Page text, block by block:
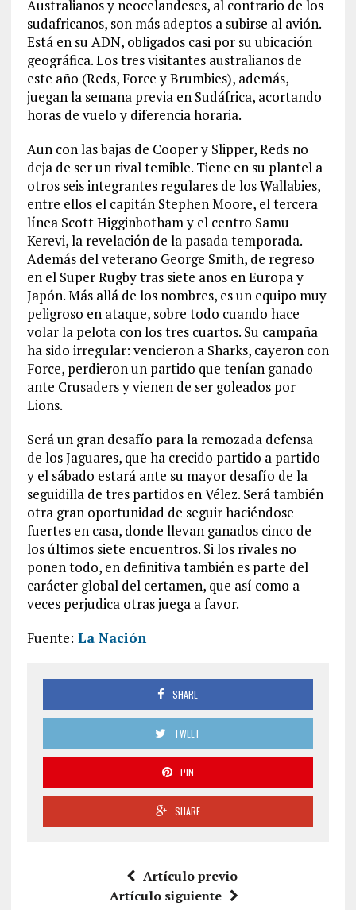
Australianos y neocelandeses, al contrario de los
sudafricanos, son más adeptos a subirse al avión.
Está en su ADN, obligados casi por su ubicación
geográfica. Los tres visitantes australianos de
este año (Reds, Force y Brumbies), además,
juegan la semana previa en Sudáfrica, acortando
horas de vuelo y diferencia horaria.
Aun con las bajas de Cooper y Slipper, Reds no
deja de ser un rival temible. Tiene en su plantel a
otros seis integrantes regulares de los Wallabies,
entre ellos el capitán Stephen Moore, el tercera
línea Scott Higginbotham y el centro Samu
Kerevi, la revelación de la pasada temporada.
Además del veterano George Smith, de regreso
en el Super Rugby tras siete años en Europa y
Japón. Más allá de los nombres, es un equipo muy
peligroso en ataque, sobre todo cuando hace
volar la pelota con los tres cuartos. Su campaña
ha sido irregular: vencieron a Sharks, cayeron con
Force, perdieron un partido que tenían ganado
ante Crusaders y vienen de ser goleados por
Lions.
Será un gran desafío para la remozada defensa
de los Jaguares, que ha crecido partido a partido
y el sábado estará ante su mayor desafío de la
seguidilla de tres partidos en Vélez. Será también
otra gran oportunidad de seguir haciéndose
fuertes en casa, donde llevan ganados cinco de
los últimos siete encuentros. Si los rivales no
ponen todo, en definitiva también es parte del
carácter global del certamen, que así como a
veces perjudica otras juega a favor.
Fuente: La Nación
SHARE
TWEET
PIN
SHARE
Artículo previo
Artículo siguiente